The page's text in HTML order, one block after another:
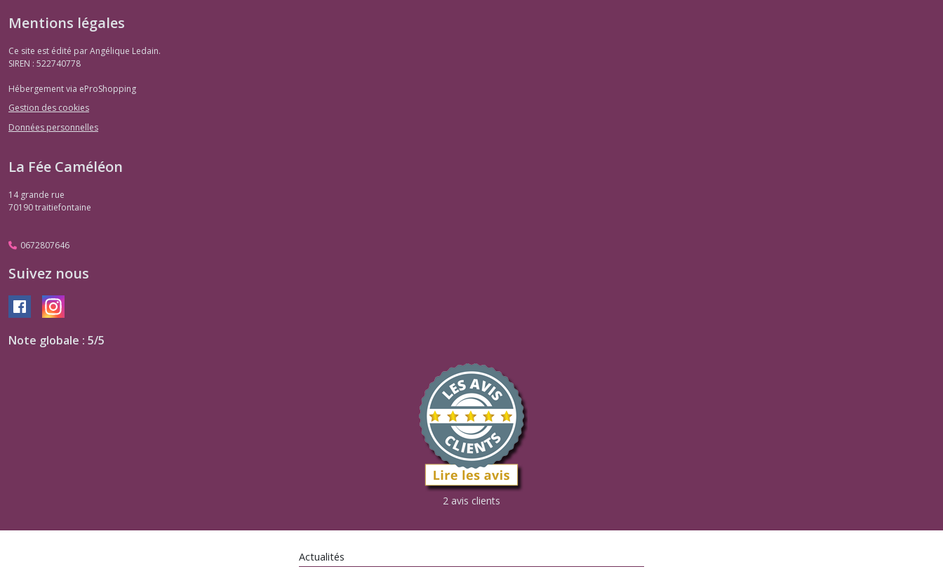
Mentions légales
Ce site est édité par Angélique Ledain.
SIREN : 522740778
Hébergement via eProShopping
Gestion des cookies
Données personnelles
La Fée Caméléon
14 grande rue
70190traitiefontaine
0672807646
Suivez nous
Note globale : 5/5
2 avis clients
Actualités